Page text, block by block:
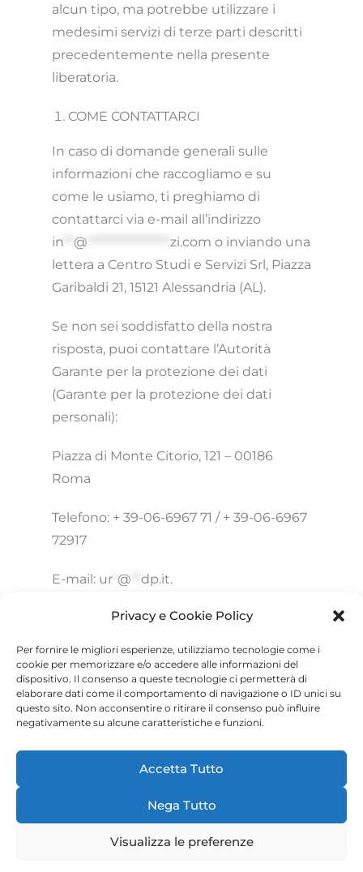
Privacy e Cookie Policy
Per fornire le migliori esperienze, utilizziamo tecnologie come i
cookie per memorizzare e/o accedere alle informazioni del
dispositivo. Il consenso a queste tecnologie ci permetterà di
elaborare dati come il comportamento di navigazione o ID unici su
questo sito. Non acconsentire o ritirare il consenso può influire
negativamente su alcune caratteristiche e funzioni.
Accetta Tutto
Nega Tutto
Visualizza le preferenze
alcun tipo, ma potrebbe utilizzare i
medesimi servizi di terze parti descritti
precedentemente nella presente
liberatoria.
COME CONTATTARCI
In caso di domande generali sulle
informazioni che raccogliamo e su
come le usiamo, ti preghiamo di
contattarci via e-mail all’indirizzo
in
@ zi.com o inviando una
lettera a Centro Studi e Servizi Srl, Piazza
Garibaldi 21, 15121 Alessandria (AL).
Se non sei soddisfatto della nostra
risposta, puoi contattare l’Autorità
Garante per la protezione dei dati
(Garante per la protezione dei dati
personali):
Piazza di Monte Citorio, 121 – 00186
Roma
Telefono: + 39-06-6967 71 / + 39-06-6967
72917
E-mail: ur @ dp.it.
| Ragione sociale: Centro Studi e